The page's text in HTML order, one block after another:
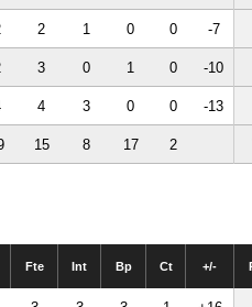
2 1 0 0 -7
3 0 1 0 -10
4 3 0 0 -13
15 8 17 2
Fte Int Bp Ct +/-